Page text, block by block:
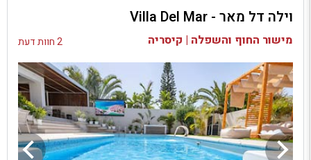
בדיקת זמינות ומחירים
וילה דל מאר - Villa Del Mar
מישור החוף והשפלה | קיסריה 2 חוות דעת